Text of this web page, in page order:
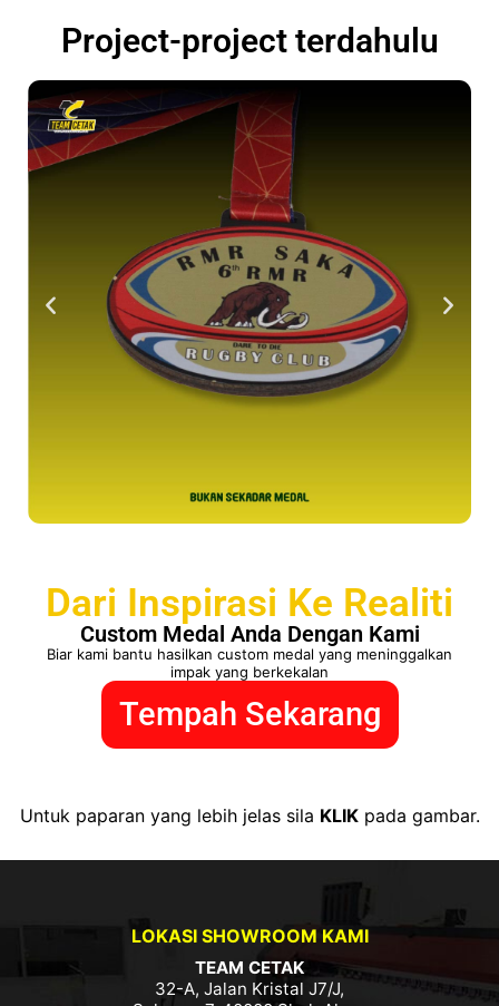
Project-project terdahulu
Dari Inspirasi Ke Realiti
Custom Medal Anda Dengan Kami
Biar kami bantu hasilkan custom medal yang meninggalkan
impak yang berkekalan
Tempah Sekarang
Untuk paparan yang lebih jelas sila KLIKpada gambar.
LOKASI SHOWROOM KAMI
TEAM CETAK
32-A, Jalan Kristal J7/J,